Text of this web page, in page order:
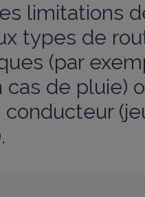
limitations
types de
(par
de pluie)